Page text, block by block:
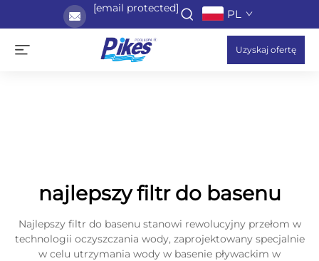
[email protected] PL
Uzyskaj ofertę
najlepszy filtr do basenu
Najlepszy filtr do basenu stanowi rewolucyjny przełom w
technologii oczyszczania wody, zaprojektowany specjalnie
w celu utrzymania wody w basenie pływackim w